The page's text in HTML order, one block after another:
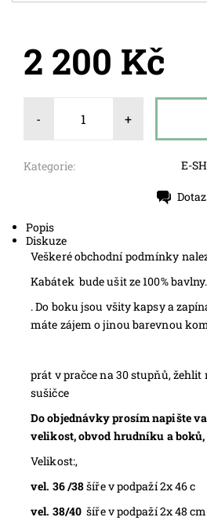
2 200 Kč
- +
Kategorie: E-
Dotaz
Popis
Diskuze
Veškeré obchodní podmínky
Kabátek bude ušit ze 100%
. Do boku jsou všity kapsy a
máte zájem o jinou barevnou
prát v pračce na 30 stupňů, žehlit
sušičce
Do objednávky prosím napište
velikost, obvod hrudníku a
Velikost:,
vel. 36 /38šíře v podpaží 2x 46 c
vel. 38/40 šíře v podpaží 2x 48 cm